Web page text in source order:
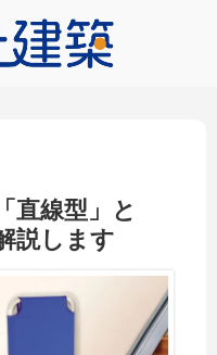
直線型」と
説します